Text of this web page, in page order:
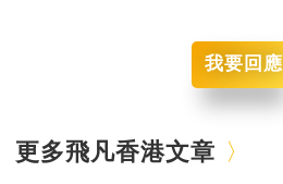
我要回應
更多飛凡香港文章